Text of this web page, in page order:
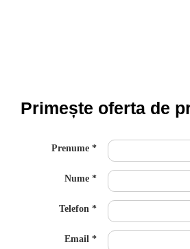
Primește oferta de
Prenume
Nume
Telefon
Email